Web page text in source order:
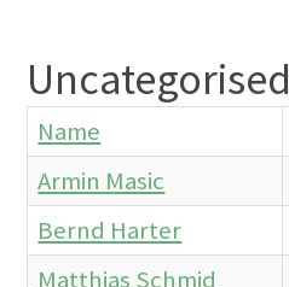
Uncategorised
Kontakte,
Name
Armin Masic
Bernd Harter
Matthias Schmid